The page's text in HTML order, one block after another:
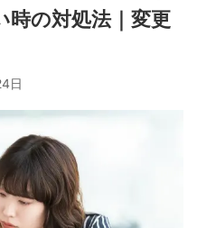
時の対処法｜変更
日